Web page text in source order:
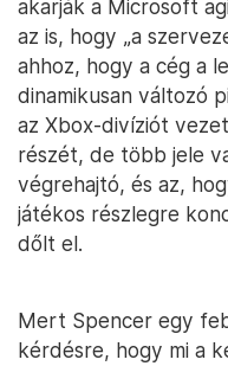
akarják a Microsoft
az is, hogy „a
ahhoz, hogy a cég a
dinamikusan változó
az Xbox-divíziót
részét, de több jele
végrehajtó, és az,
játékos részlegre
dőlt el.
Mert Spencer egy
kérdésre, hogy mi a